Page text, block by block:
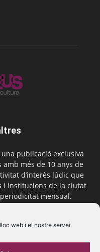
web i el nostre servei.
publicació exclusiva
més de 10 anys de
d’interès lúdic que
i institucions de la ciutat
mensual.